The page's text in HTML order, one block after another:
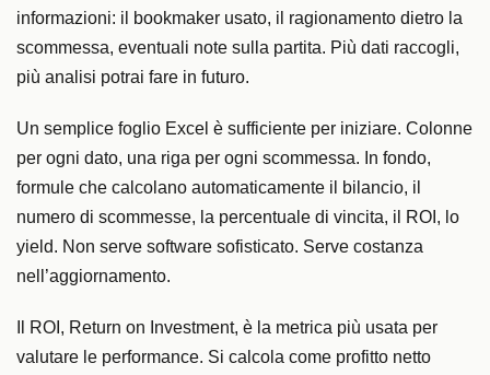
informazioni: il bookmaker usato, il ragionamento dietro la
scommessa, eventuali note sulla partita. Più dati raccogli,
più analisi potrai fare in futuro.
Un semplice foglio Excel è sufficiente per iniziare. Colonne
per ogni dato, una riga per ogni scommessa. In fondo,
formule che calcolano automaticamente il bilancio, il
numero di scommesse, la percentuale di vincita, il ROI, lo
yield. Non serve software sofisticato. Serve costanza
nell’aggiornamento.
Il ROI, Return on Investment, è la metrica più usata per
valutare le performance. Si calcola come profitto netto